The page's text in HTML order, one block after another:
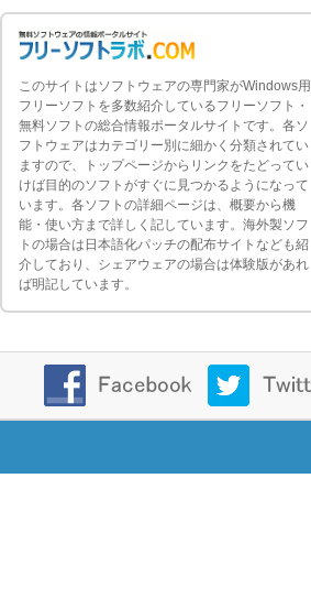
このサイトはソフトウェアの専門家がWindows用
フリーソフトを多数紹介しているフリーソフト・
無料ソフトの総合情報ポータルサイトです。各ソ
フトウェアはカテゴリー別に細かく分類されてい
ますので、トップページからリンクをたどってい
けば目的のソフトがすぐに見つかるようになって
います。各ソフトの詳細ページは、概要から機
能・使い方まで詳しく記しています。海外製ソフ
トの場合は日本語化パッチの配布サイトなども紹
介しており、シェアウェアの場合は体験版があれ
ば明記しています。